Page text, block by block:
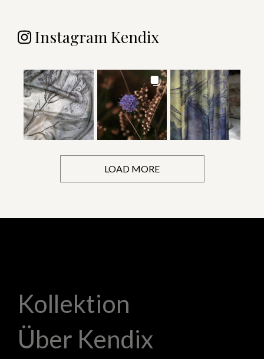
Instagram Kendix
LOAD MORE
Kollektion
Über Kendix